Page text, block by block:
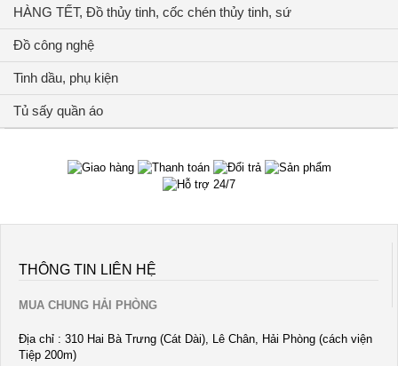
HÀNG TẾT, Đồ thủy tinh, cốc chén thủy tinh, sứ
Đồ công nghệ
Tinh dầu, phụ kiện
Tủ sấy quần áo
THÔNG TIN LIÊN HỆ
MUA CHUNG HẢI PHÒNG
Địa chỉ : 310 Hai Bà Trưng (Cát Dài), Lê Chân, Hải Phòng (cách viện
Tiệp 200m)